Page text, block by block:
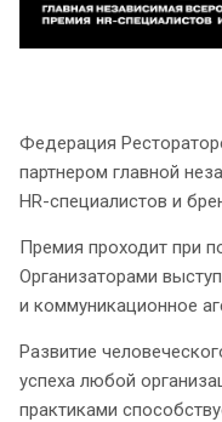
Федерация
партнером главной
HR-специалистов и
Премия проходит при
Организаторами
и коммуникационное
Развитие
успеха любой
практиками